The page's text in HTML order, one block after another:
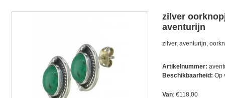
zilver
aventurijn
zilver, aventurijn,
Artikelnummer:
Beschikbaarheid: Op
Van: €118,00